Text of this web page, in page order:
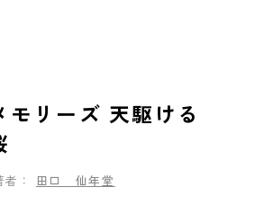
モリーズ 天駆ける
者：
田口 仙年堂